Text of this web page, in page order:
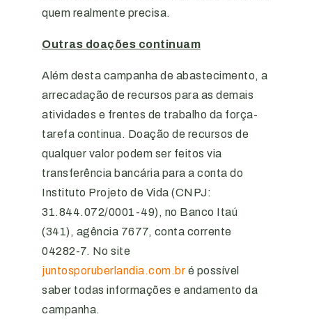
quem realmente precisa.
Outras doações continuam
Além desta campanha de abastecimento, a
arrecadação de recursos para as demais
atividades e frentes de trabalho da força-
tarefa continua. Doação de recursos de
qualquer valor podem ser feitos via
transferência bancária para a conta do
Instituto Projeto de Vida (CNPJ:
31.844.072/0001-49), no Banco Itaú
(341), agência 7677, conta corrente
04282-7. No site
juntosporuberlandia.com.br é possível
saber todas informações e andamento da
campanha.